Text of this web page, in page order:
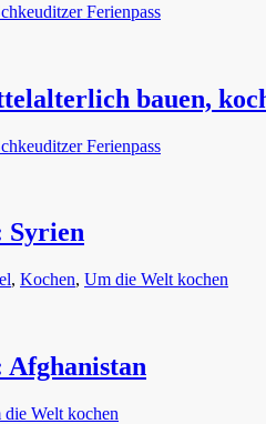
Ferienpass
bauen,
Ferienpass
Syrien
, Kochen, Um die Welt kochen
Afghanistan
die Welt kochen